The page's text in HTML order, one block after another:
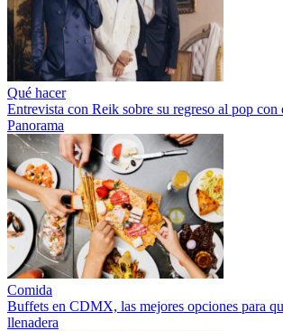
Qué hacer
Entrevista con Reik sobre su regreso al pop
Panorama
Comida
Buffets en CDMX, las mejores opciones para
llenadera